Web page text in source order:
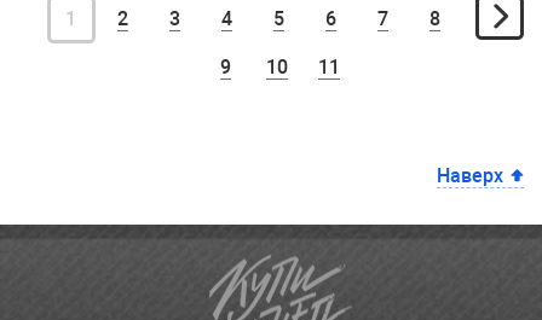
1 2 3 4 5 6 7 8
9 10 11
Наверх